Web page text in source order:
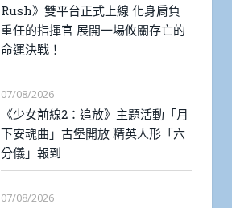
Rush》雙平台正式上線 化身肩負
重任的指揮官 展開一場攸關存亡的
命運決戰！
07/08/2026
《少女前線2：追放》主題活動「月
下安魂曲」古堡開放 精英人形「六
分儀」報到
07/08/2026